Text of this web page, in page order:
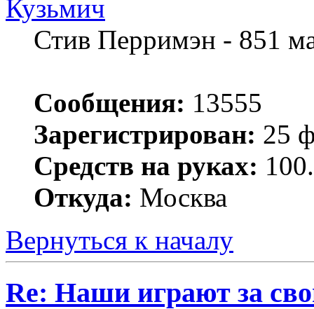
Кузьмич
Стив Перримэн - 851
Сообщения: 13555
Зарегистрирован: 25
Средств на руках:
Откуда: Москва
Вернуться к началу
Re: Наши играют за